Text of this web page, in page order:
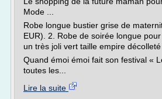
Mode ...
Robe longue bustier grise de
EUR). 2. Robe de soirée longue
un très joli vert taille empire décolleté
Quand émoi émoi fait son festival «
toutes les...
Lire la suite